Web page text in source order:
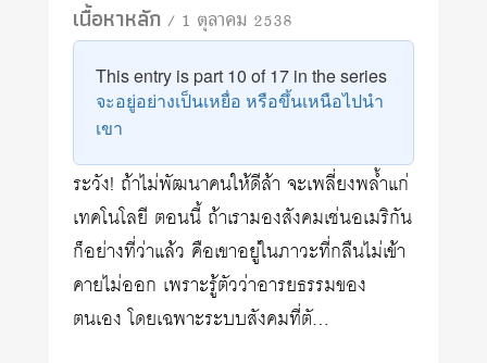
เนื้อหาหลัก/ 1 ตุลาคม 2538
This entry is part 10 of 17 in the series
จะอยู่อย่างเป็นเหยื่อ หรือขึ้นเหนือไปนำ
เขา
ระวัง! ถ้าไม่พัฒนาคนให้ดีล้า จะเพลี่ยงพล้ำแก่
เทคโนโลยี ตอนนี้ ถ้าเรามองสังคมเช่นอเมริกัน
ก็อย่างที่ว่าแล้ว คือเขาอยู่ในภาวะที่กลืนไม่เข้า
คายไม่ออก เพราะรู้ตัวว่าอารยธรรมของ
ตนเอง โดยเฉพาะระบบสังคมที่ตั…